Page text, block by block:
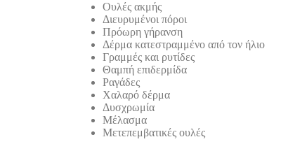
Ουλές ακμής
Διευρυμένοι πόροι
Πρόωρη γήρανση
Δέρμα κατεστραμμένο από τον ήλιο
Γραμμές και ρυτίδες
Θαμπή επιδερμίδα
Ραγάδες
Χαλαρό δέρμα
Δυσχρωμία
Μέλασμα
Μετεπεμβατικές ουλές